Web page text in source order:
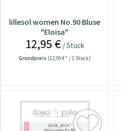
lillesol women No.90 Bluse
"Eloisa"
12,95 €/ Stück
Grundpreis (12,95 € * / 1 Stück)